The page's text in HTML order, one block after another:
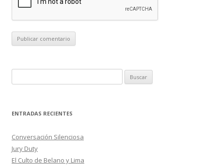
u
c
r
:
ENTRADAS RECIENTES
Conversación Silenciosa
Jury Duty
El Culto de Belano y Lima